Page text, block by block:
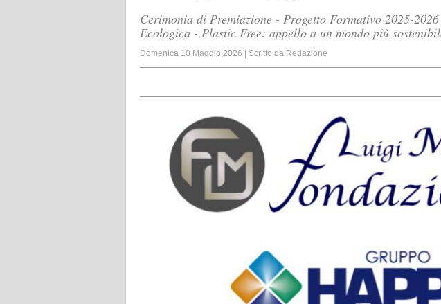
Cerimonia di Premiazione - Progetto Formativo 2025-
Ecologica - Plastic Free: appello a un mondo più
Domenica 10 Maggio 2026 | Scritto da Redazione